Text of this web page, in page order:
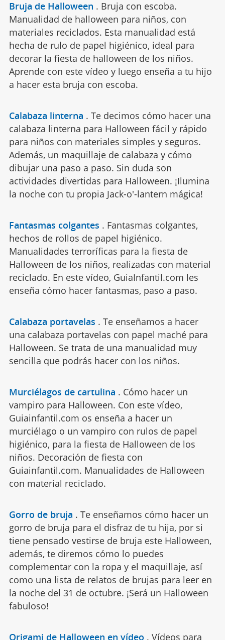
Bruja de Halloween . Bruja con escoba.
Manualidad de halloween para niños, con
materiales reciclados. Esta manualidad está
hecha de rulo de papel higiénico, ideal para
decorar la fiesta de halloween de los niños.
Aprende con este vídeo y luego enseña a tu hijo
a hacer esta bruja con escoba.
Calabaza linterna . Te decimos cómo hacer una
calabaza linterna para Halloween fácil y rápido
para niños con materiales simples y seguros.
Además, un maquillaje de calabaza y cómo
dibujar una paso a paso. Sin duda son
actividades divertidas para Halloween. ¡Ilumina
la noche con tu propia Jack-o'-lantern mágica!
Fantasmas colgantes . Fantasmas colgantes,
hechos de rollos de papel higiénico.
Manualidades terroríficas para la fiesta de
Halloween de los niños, realizadas con material
reciclado. En este vídeo, GuiaInfantil.com les
enseña cómo hacer fantasmas, paso a paso.
Calabaza portavelas . Te enseñamos a hacer
una calabaza portavelas con papel maché para
Halloween. Se trata de una manualidad muy
sencilla que podrás hacer con los niños.
Murciélagos de cartulina . Cómo hacer un
vampiro para Halloween. Con este vídeo,
Guiainfantil.com os enseña a hacer un
murciélago o un vampiro con rulos de papel
higiénico, para la fiesta de Halloween de los
niños. Decoración de fiesta con
Guiainfantil.com. Manualidades de Halloween
con material reciclado.
Gorro de bruja . Te enseñamos cómo hacer un
gorro de bruja para el disfraz de tu hija, por si
tiene pensado vestirse de bruja este Halloween,
además, te diremos cómo lo puedes
complementar con la ropa y el maquillaje, así
como una lista de relatos de brujas para leer en
la noche del 31 de octubre. ¡Será un Halloween
fabuloso!
Origami de Halloween en vídeo . Vídeos para